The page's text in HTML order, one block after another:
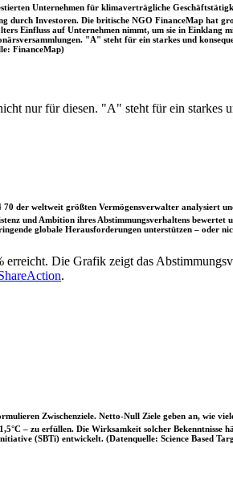
Unternehmen für klimaverträgliche
durch Investoren. Die britische NGO FinanceMap hat
Einfluss auf Unternehmen nimmt, um sie in
"A" steht für ein starkes und
FinanceMap)
nur für diesen. "A" steht für ein starkes
der weltweit größten Vermögensverwalter analysiert
und Ambition ihres Abstimmungsverhaltens
globale Herausforderungen unterstützen – oder
Die Grafik zeigt das
.
Zwischenziele. Netto-Null Ziele geben an, wie
– zu erfüllen. Die Wirksamkeit solcher Bekenntnisse
(SBTi) entwickelt. (Datenquelle: Science Based